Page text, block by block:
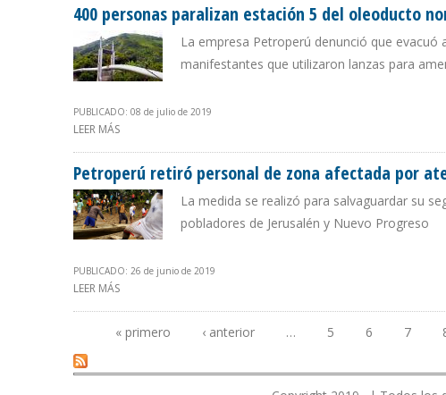
400 personas paralizan estación 5 del oleoducto
La empresa Petroperú denunció que
manifestantes que utilizaron lanzas para
PUBLICADO: 08 de julio de 2019
LEER MÁS
Petroperú retiró personal de zona afectada por
La medida se realizó para salvaguardar su
pobladores de Jerusalén y Nuevo Progreso
PUBLICADO: 26 de junio de 2019
LEER MÁS
Páginas
« primero ‹ anterior … 5 6 7